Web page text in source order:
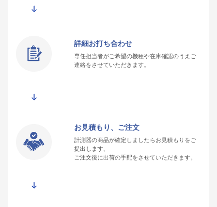
詳細お打ち合わせ
専任担当者がご希望の機種や在庫確認のうえご
連絡をさせていただきます。
お見積もり、ご注文
計測器の商品が確定しましたらお見積もりをご
提出します。
ご注文後に出荷の手配をさせていただきます。